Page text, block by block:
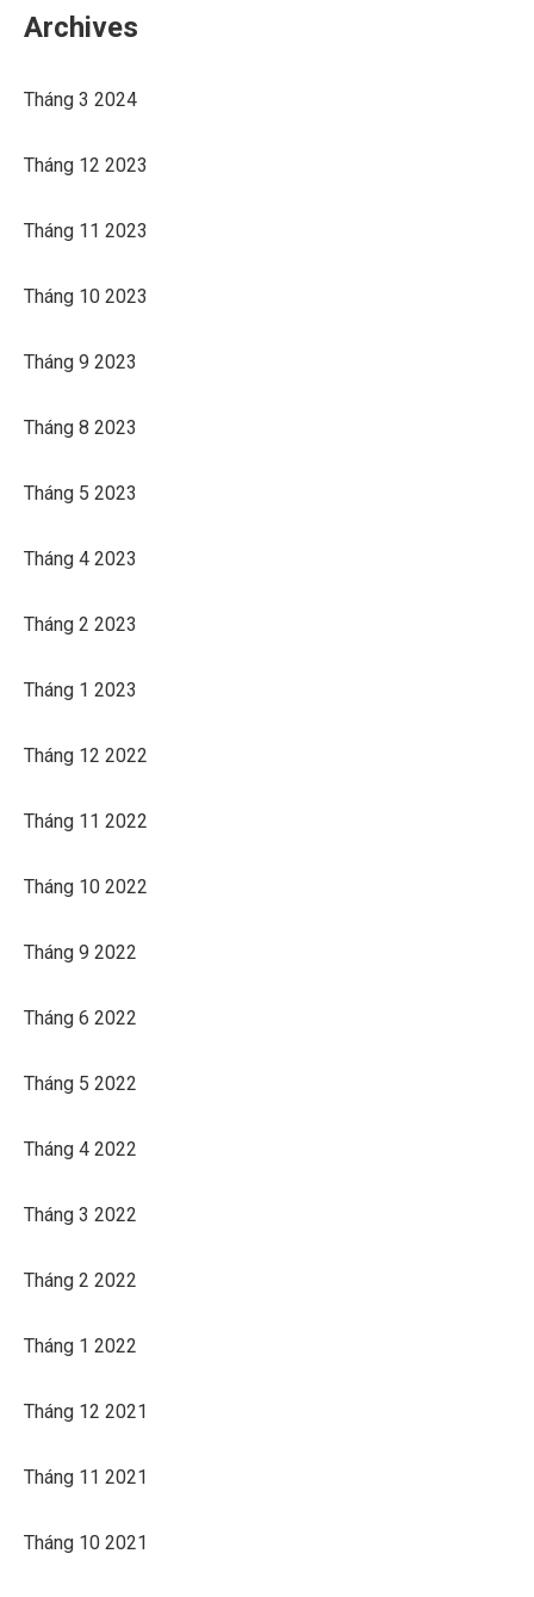
Archives
Tháng 3 2024
Tháng 12 2023
Tháng 11 2023
Tháng 10 2023
Tháng 9 2023
Tháng 8 2023
Tháng 5 2023
Tháng 4 2023
Tháng 2 2023
Tháng 1 2023
Tháng 12 2022
Tháng 11 2022
Tháng 10 2022
Tháng 9 2022
Tháng 6 2022
Tháng 5 2022
Tháng 4 2022
Tháng 3 2022
Tháng 2 2022
Tháng 1 2022
Tháng 12 2021
Tháng 11 2021
Tháng 10 2021